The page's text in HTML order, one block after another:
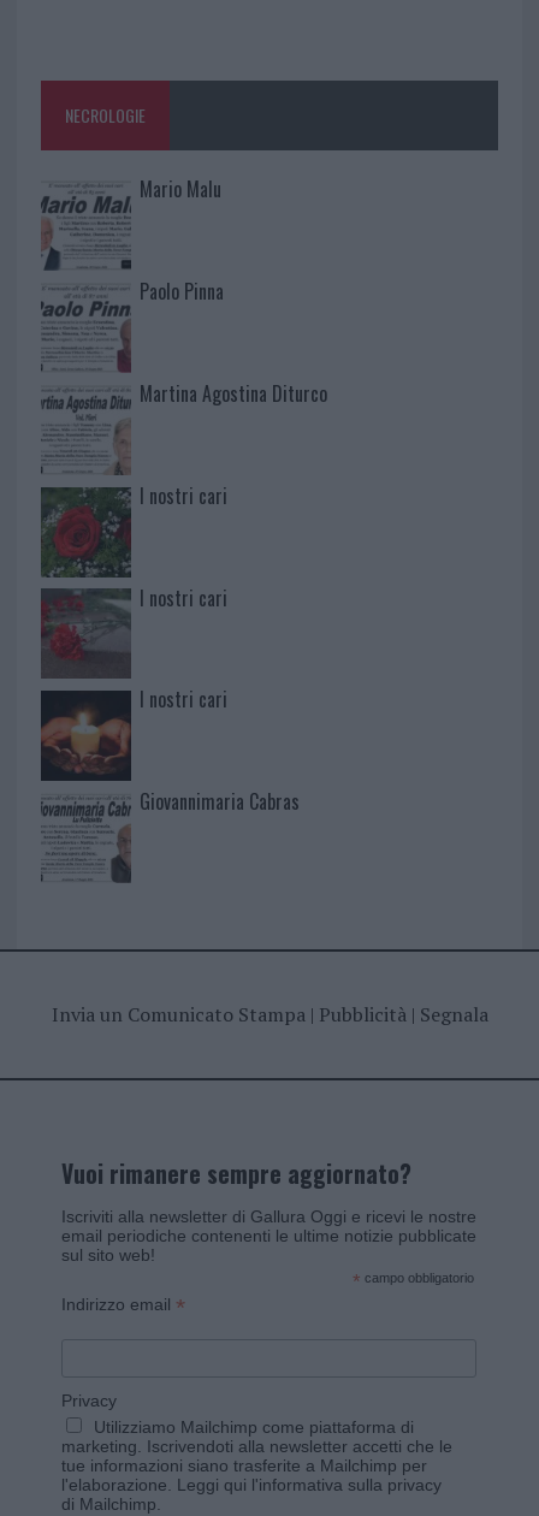
NECROLOGIE
Mario Malu
Paolo Pinna
Martina Agostina Diturco
I nostri cari
I nostri cari
I nostri cari
Giovannimaria Cabras
Invia un Comunicato Stampa| Pubblicità| Segnala
Vuoi rimanere sempre aggiornato?
Iscriviti alla newsletter di Gallura Oggi e ricevi le nostre
email periodiche contenenti le ultime notizie pubblicate
sul sito web!
* campo obbligatorio
Indirizzo email *
Privacy
Utilizziamo Mailchimp come piattaforma di
marketing. Iscrivendoti alla newsletter accetti che le
tue informazioni siano trasferite a Mailchimp per
l'elaborazione. Leggi qui l'informativa sulla privacy
di Mailchimp